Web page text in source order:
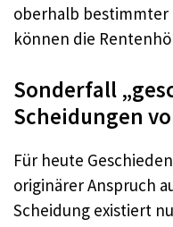
oberhalb bestimmter
können die
Sonderfall
Scheidungen
Für heute
originärer Anspruch
Scheidung existiert